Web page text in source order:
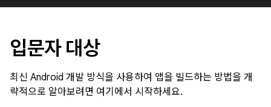
입문자 대상
최신 Android 개발 방식을 사용하여 앱을 빌드하는 방법을 개
략적으로 알아보려면 여기에서 시작하세요.